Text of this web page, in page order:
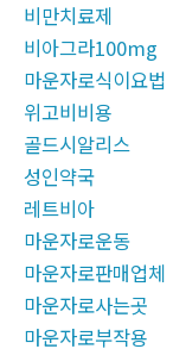
비만치료제
비아그라100mg
마운자로식이요법
위고비비용
골드시알리스
성인약국
레트비아
마운자로운동
마운자로판매업체
마운자로사는곳
마운자로부작용